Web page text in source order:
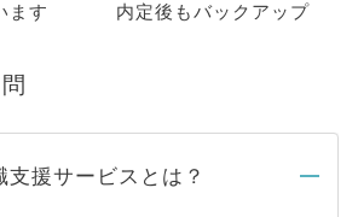
ます
内定後もバックアップ
支援サービスとは？